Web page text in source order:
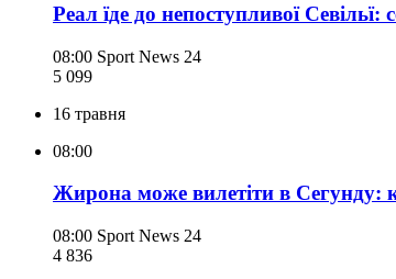
Реал їде до непоступливої
08:00 Sport News 24
5 099
16 травня
08:00
Жирона може вилетіти в Сегунду:
08:00 Sport News 24
4 836